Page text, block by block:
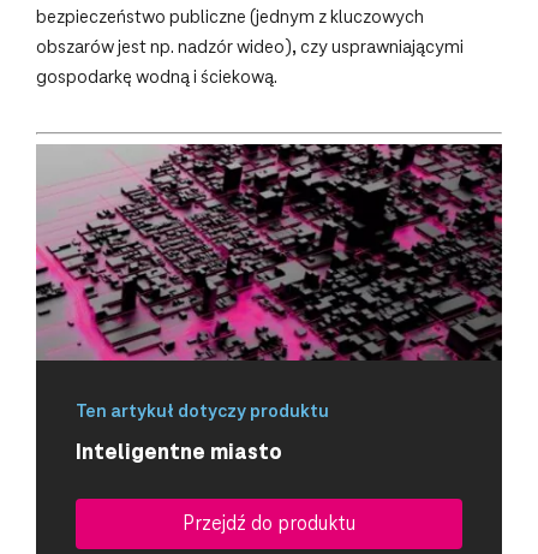
bezpieczeństwo publiczne (jednym z kluczowych
obszarów jest np. nadzór wideo), czy usprawniającymi
gospodarkę wodną i ściekową.
Ten artykuł dotyczy produktu
Inteligentne miasto
Przejdź do produktu